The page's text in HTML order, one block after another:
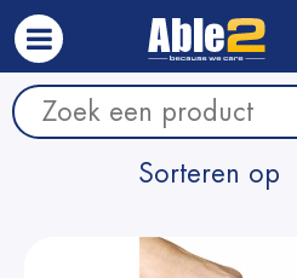
Sorteren op